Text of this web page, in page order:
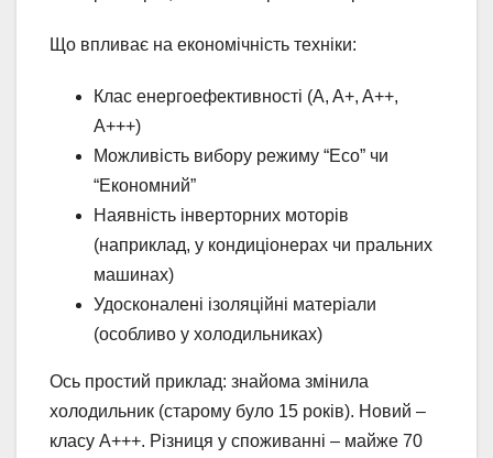
Що впливає на економічність техніки:
Клас енергоефективності (A, A+, A++,
A+++)
Можливість вибору режиму “Eco” чи
“Економний”
Наявність інверторних моторів
(наприклад, у кондиціонерах чи пральних
машинах)
Удосконалені ізоляційні матеріали
(особливо у холодильниках)
Ось простий приклад: знайома змінила
холодильник (старому було 15 років). Новий –
класу A+++. Різниця у споживанні – майже 70